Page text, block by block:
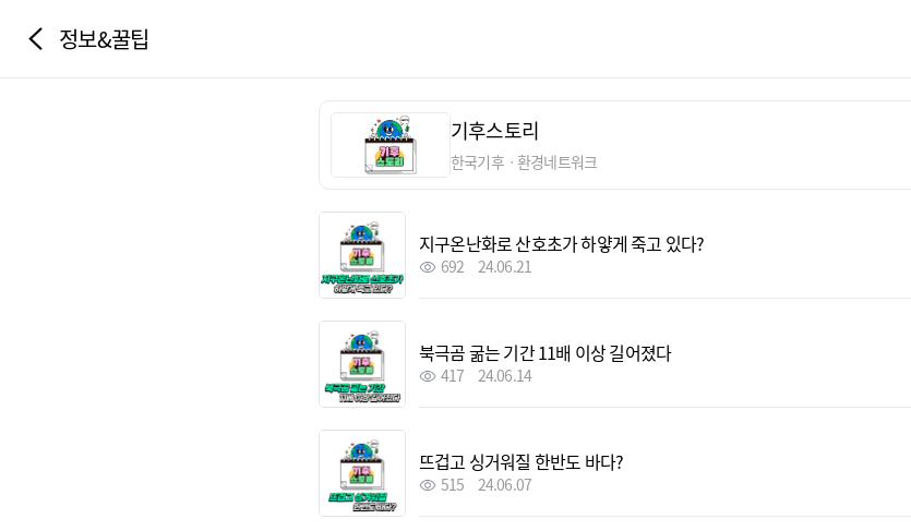
정보&꿀팁
기후스토리
한국기후ㆍ환경네트워크
지구온난화로 산호초가 하얗게 죽고 있다?
692 24.06.21
북극곰 굶는 기간 11배 이상 길어졌다
417 24.06.14
뜨겁고 싱거워질 한반도 바다?
515 24.06.07